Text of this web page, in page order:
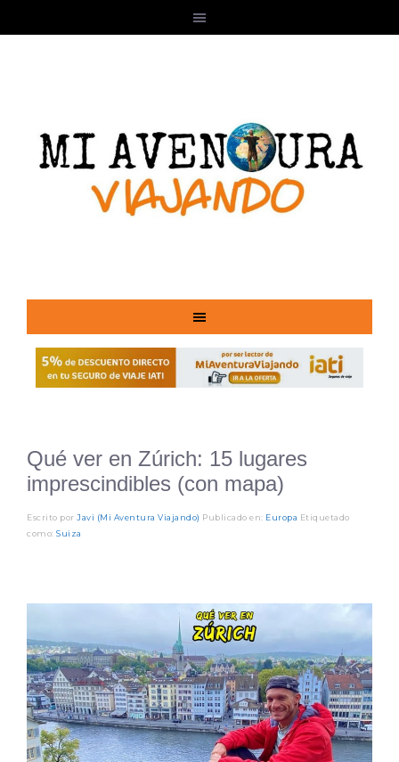
Qué ver en Zúrich: 15 lugares
imprescindibles (con mapa)
Escrito por Javi (Mi Aventura Viajando) Publicado en: Europa Etiquetado
como: Suiza